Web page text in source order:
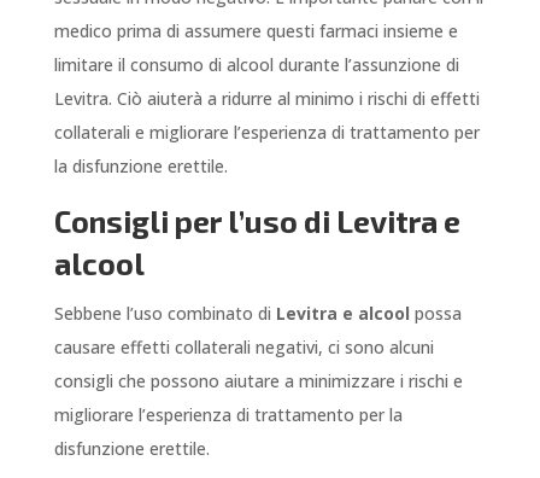
medico prima di assumere questi farmaci insieme e
limitare il consumo di alcool durante l’assunzione di
Levitra. Ciò aiuterà a ridurre al minimo i rischi di effetti
collaterali e migliorare l’esperienza di trattamento per
la disfunzione erettile.
Consigli per l’uso di Levitra e
alcool
Sebbene l’uso combinato di Levitra e alcool possa
causare effetti collaterali negativi, ci sono alcuni
consigli che possono aiutare a minimizzare i rischi e
migliorare l’esperienza di trattamento per la
disfunzione erettile.